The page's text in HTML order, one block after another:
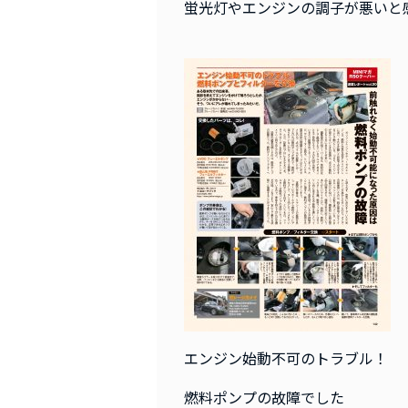
蛍光灯やエンジンの調子が悪いと
エンジン始動不可のトラブル！
燃料ポンプの故障でした